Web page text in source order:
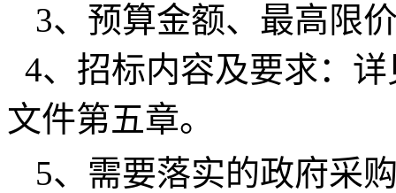
3、预算金额、最高限
4、招标内容及要求：
文件第五章。
5、需要落实的政府采